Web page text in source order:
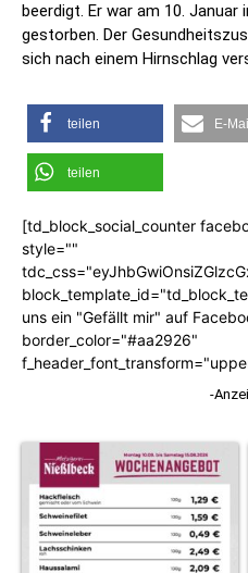
beerdigt. Er war am 10. Januar
gestorben. Der
sich nach einem Hirnschlag
teilen E-Mail
teilen
[td_block_social_counter
style=""
uns ein "Gefällt mir" auf
border_color="#aa2926"
-